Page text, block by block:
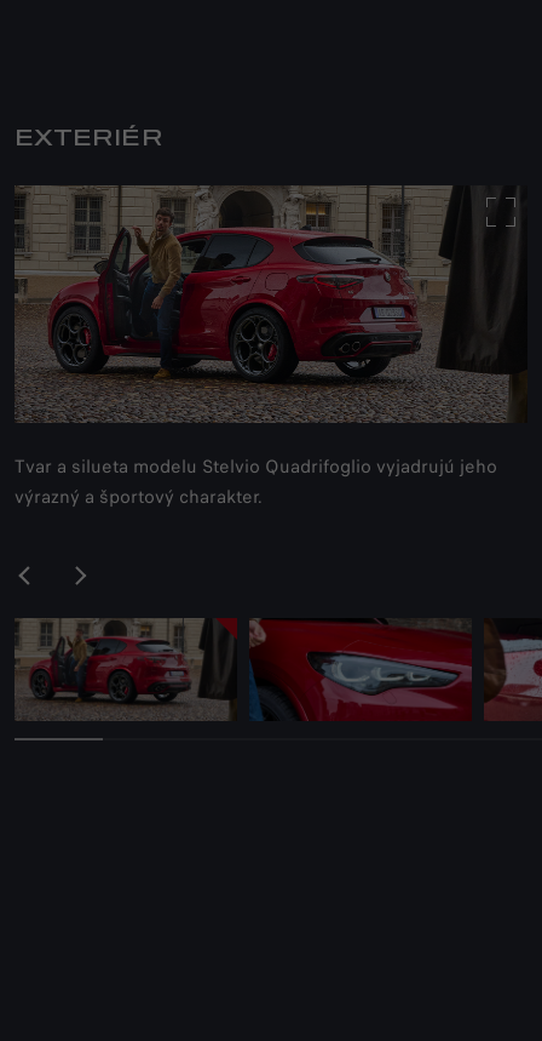
EXTERIÉR
Tvar a silueta modelu Stelvio Quadrifoglio vyjadrujú jeho
výrazný a športový charakter.